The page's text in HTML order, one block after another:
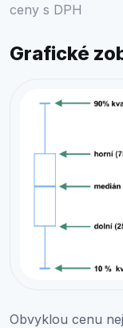
ceny s DPH
Grafické
Obvyklou cenu